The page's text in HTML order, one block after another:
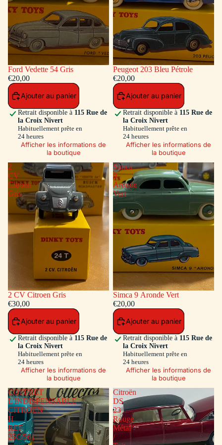
Ford Vedette 54 Gris
€20,00
Ajouter au panier
Retrait disponible à 115 Rue de
la Croix Nivert
Habituellement prête en
24 heures
Afficher les informations de
la boutique
Peugeot 203 Bleu Pétrole
€20,00
Ajouter au panier
Retrait disponible à 115 Rue de
la Croix Nivert
Habituellement prête en
24 heures
Afficher les informations de
la boutique
2
CV
Citroen
Gris
2 CV Citroen Gris
€30,00
Ajouter au panier
Retrait disponible à 115 Rue de
la Croix Nivert
Habituellement prête en
24 heures
Afficher les informations de
la boutique
Simca
9
Aronde
Vert
Simca 9 Aronde Vert
€20,00
Ajouter au panier
Retrait disponible à 115 Rue de
la Croix Nivert
Habituellement prête en
24 heures
Afficher les informations de
la boutique
COFFRET
L'INDISPENSABLE
CITROEN
H
REF
25C/561
Citroën
DS
23
Rouge
Métal
/